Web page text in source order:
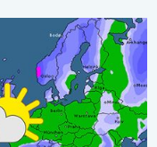
Un espoir de